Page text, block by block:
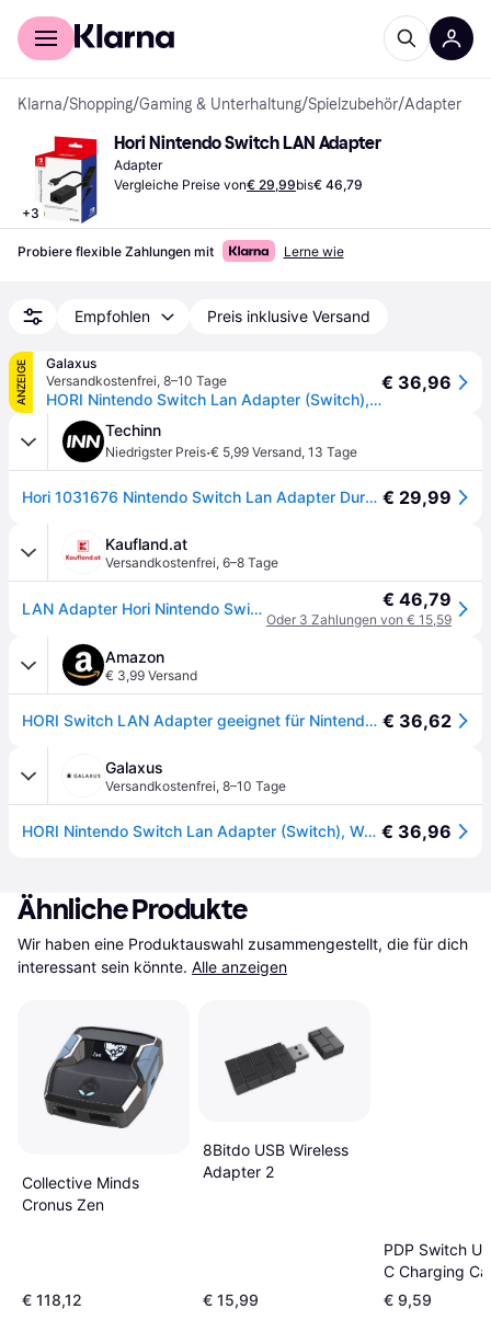
Für Shopper
Klarna/Shopping/Gaming & Unterhaltung/Spielzubehör/Adapter
+3
Hori Nintendo Switch LAN Adapter
Adapter
Vergleiche Preise von€ 29,99bis€ 46,79
Probiere flexible Zahlungen mit Lerne wie
Empfohlen Preis inklusive Versand
ANZEIGE
Galaxus
Versandkostenfrei, 8–10 Tage
HORI Nintendo Switch Lan Adapter (Switch), Weiteres Gaming Zubehör, Schwarz
€ 36,96
Techinn
Niedrigster Preis·€ 5,99 Versand, 13 Tage
Hori 1031676 Nintendo Switch Lan Adapter Durchsichtig € 29,99
Kaufland.at
Versandkostenfrei, 6–8 Tage
LAN Adapter Hori Nintendo Switch LAN Adapter € 46,79
Oder 3 Zahlungen von € 15,59
Amazon
€ 3,99 Versand
HORI Switch LAN Adapter geeignet für Nintendo Switch € 36,62
Galaxus
Versandkostenfrei, 8–10 Tage
HORI Nintendo Switch Lan Adapter (Switch), Weiteres Gaming Zubehör, Schwarz € 36,96
Ähnliche Produkte
Wir haben eine Produktauswahl zusammengestellt, die für dich
interessant sein könnte. Alle anzeigen
Collective Minds
Cronus Zen
€ 118,12
8Bitdo USB Wireless
Adapter 2
€ 15,99
PDP Switch
C Charging
Black/Red
€ 9,59